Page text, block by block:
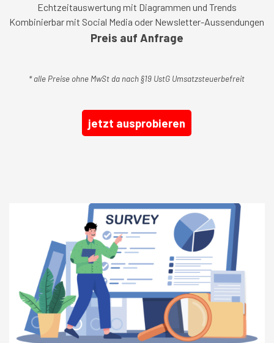
Echtzeitauswertung mit Diagrammen und Trends
Kombinierbar mit Social Media oder Newsletter-Aussendungen
Preis auf Anfrage
* alle Preise ohne MwSt da nach §19 UstG Umsatzsteuerbefreit
jetzt ausprobieren